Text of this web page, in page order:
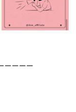
ーーーー